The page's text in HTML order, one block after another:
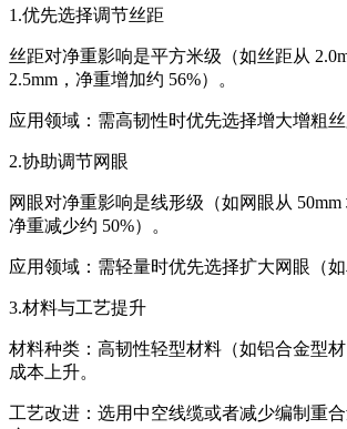
1.优先选择调节丝距
丝距对净重影响是平方米级（如丝距从
2.5mm，净重增加约 56%）。
应用领域：需高韧性时优先选择增大增粗丝
2.协助调节网眼
网眼对净重影响是线形级（如网眼从 50mm
净重减少约 50%）。
应用领域：需轻量时优先选择扩大网眼（如
3.材料与工艺提升
材料种类：高韧性轻型材料（如铝合金型
成本上升。
工艺改进：选用中空线缆或者减少编制重